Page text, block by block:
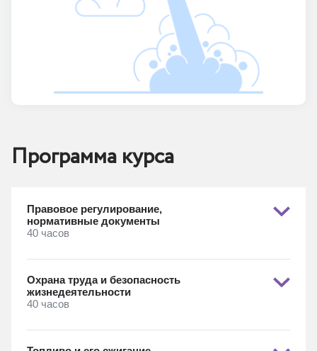
Программа курса
Правовое регулирование,
нормативные документы
40 часов
Охрана труда и безопасность
жизнедеятельности
40 часов